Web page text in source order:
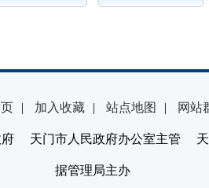
| 加入收藏 | 站点地图 | 网站
府 天门市人民政府办公室主管 天
据管理局主办